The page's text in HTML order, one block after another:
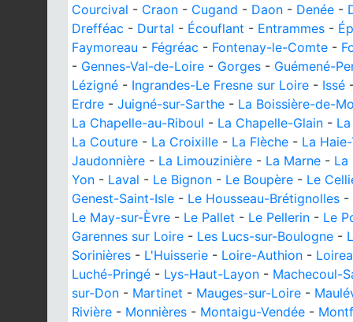
Courcival - Craon - Cugand - Daon - Denée -
Drefféac - Durtal - Écouflant - Entrammes -
Faymoreau - Fégréac - Fontenay-le-Comte -
- Gennes-Val-de-Loire - Gorges - Guémené-
Lézigné - Ingrandes-Le Fresne sur Loire - Issé
Erdre - Juigné-sur-Sarthe - La Boissière-de-
La Chapelle-au-Riboul - La Chapelle-Glain -
La Couture - La Croixille - La Flèche - La
Jaudonnière - La Limouzinière - La Marne - La
Yon - Laval - Le Bignon - Le Boupère - Le
Genest-Saint-Isle - Le Housseau-Brétignolles -
Le May-sur-Èvre - Le Pallet - Le Pellerin - Le
Garennes sur Loire - Les Lucs-sur-Boulogne -
Sorinières - L'Huisserie - Loire-Authion -
Luché-Pringé - Lys-Haut-Layon - Machecoul-
sur-Don - Martinet - Mauges-sur-Loire -
Rivière - Monnières - Montaigu-Vendée -